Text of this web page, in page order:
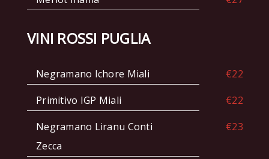
VINI ROSSI PUGLIA
Negramano Ichore Miali
€22
Primitivo IGP Miali
€22
Negramano Liranu Conti
Zecca
€23